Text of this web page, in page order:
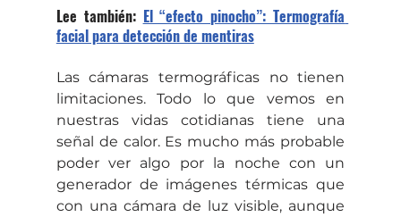
Lee también: El “efecto pinocho”: Termografía
facial para detección de mentiras
Las cámaras termográficas no tienen
limitaciones. Todo lo que vemos en
nuestras vidas cotidianas tiene una
señal de calor. Es mucho más probable
poder ver algo por la noche con un
generador de imágenes térmicas que
con una cámara de luz visible, aunque